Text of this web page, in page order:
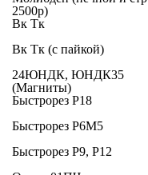
2500р)
Вк Тк
Вк Тк (с пайкой)
24ЮНДК, ЮНДК35
(Магниты)
Быстрорез Р18
Быстрорез Р6М5
Быстрорез Р9, P12